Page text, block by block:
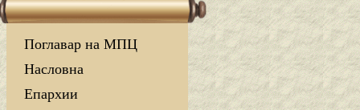
Поглавар на МПЦ
Насловна
Епархии